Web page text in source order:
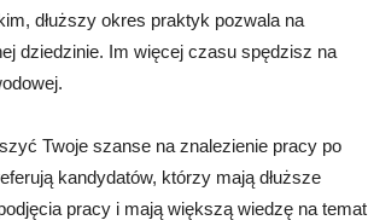
dłuższy okres praktyk pozwala na
dziedzinie. Im więcej czasu spędzisz na
Twoje szanse na znalezienie pracy po
kandydatów, którzy mają dłuższe
pracy i mają większą wiedzę na temat